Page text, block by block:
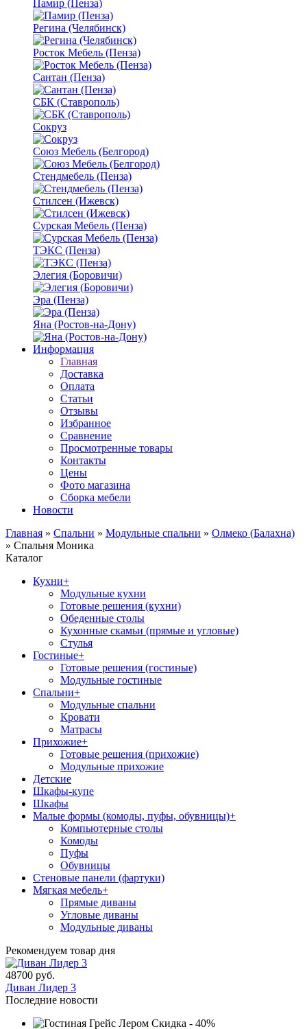
Памир (Пенза)
Регина (Челябинск)
Росток Мебель (Пенза)
Сантан (Пенза)
СБК (Ставрополь)
Сокруз
Союз Мебель (Белгород)
Стендмебель (Пенза)
Стилсен (Ижевск)
Сурская Мебель (Пенза)
ТЭКС (Пенза)
Элегия (Боровичи)
Эра (Пенза)
Яна (Ростов-на-Дону)
Информация
Главная
Доставка
Оплата
Статьи
Отзывы
Избранное
Сравнение
Просмотренные товары
Контакты
Цены
Фото магазина
Сборка мебели
Новости
Главная » Спальни » Модульные спальни » Олмеко (Балахна)
» Спальня Моника
Каталог
Кухни+
Модульные кухни
Готовые решения (кухни)
Обеденные столы
Кухонные скамьи (прямые и угловые)
Стулья
Гостиные+
Готовые решения (гостиные)
Модульные гостиные
Спальни+
Модульные спальни
Кровати
Матрасы
Прихожие+
Готовые решения (прихожие)
Модульные прихожие
Детские
Шкафы-купе
Шкафы
Малые формы (комоды, пуфы, обувницы)+
Компьютерные столы
Комоды
Пуфы
Обувницы
Стеновые панели (фартуки)
Мягкая мебель+
Прямые диваны
Угловые диваны
Модульные диваны
Рекомендуем товар дня
48700 руб.
Диван Лидер 3
Последние новости